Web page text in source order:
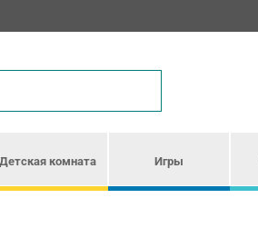
Детская комната Игры